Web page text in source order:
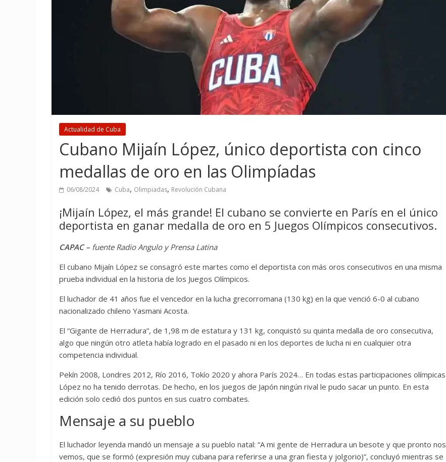
Actualidad de Cuba
Cubano Mijaín López, único deportista con cinco
medallas de oro en las Olimpíadas
06/08/2024 Cuba, Olimpiadas, Revolución Cubana
¡Mijaín López, el más grande! El cubano se convierte en París en el único
deportista en ganar medalla de oro en 5 Juegos Olímpicos consecutivos.
CAPAC – fuente Radio Angulo y Prensa Latina
El cubano Mijaín López se consagró este martes como el deportista con más oros consecutivos en una misma
prueba individual en la historia de los Juegos Olímpicos.
El luchador de 41 años fue el vencedor en la lucha grecorromana (130 kg) en la que venció 6-0 al cubano
nacionalizado chileno Yasmani Acosta.
El “Gigante de Herradura”, de 1,98 m de estatura y 131 kg, conquistó su quinta medalla de oro consecutiva,
algo que ningún otro atleta había logrado en el pasado ni en los deportes de lucha ni en cualquier otra
competencia individual.
Pekín 2008, Londres 2012, Río 2016, Tokío 2020 y ahora París 2024… En todas estas participaciones olímpicas
López no ha tenido derrotas. De hecho, en los juegos de Japón ningún rival le pudo sacar un punto. En esta
edición solo cedió dos puntos en sus cuatro combates.
Mensaje a su pueblo
El luchador leyenda mandó un mensaje a su pueblo natal: “A mi gente de Herradura un besote y que pronto nos
vemos, que se formó (expresión muy cubana para referirse a una gran fiesta y jolgorio)”, concluyó mientras se